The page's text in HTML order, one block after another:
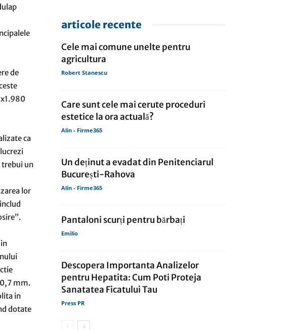
de
ca
trebui un
lor
mm.
in
dotate
articole recente
Cele mai comune unelte pentru
agricultura
Robert Stanescu
Care sunt cele mai cerute proceduri
estetice la ora actuală?
Alin - Firme365
Un deținut a evadat din Penitenciarul
București-Rahova
Alin - Firme365
Pantaloni scurți pentru bărbați
Emilio
Descopera Importanta Analizelor
pentru Hepatita: Cum Poti Proteja
Sanatatea Ficatului Tau
Press PR